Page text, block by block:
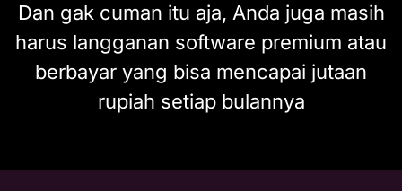
Dan gak cuman itu aja, Anda juga masih
harus langganan software premium atau
berbayar yang bisa mencapai jutaan
rupiah setiap bulannya